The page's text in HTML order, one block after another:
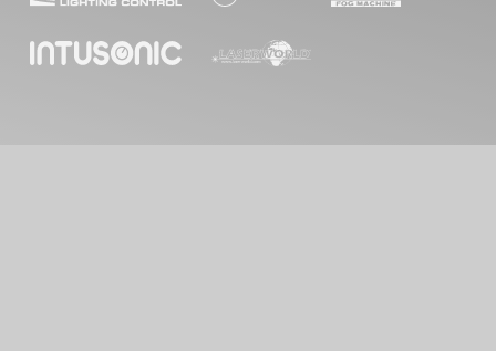
l’audio, des techniques de sonorisation professionnelles ou des enceintes
avec un excellent son ? Alors contactez nos collaboratrices et